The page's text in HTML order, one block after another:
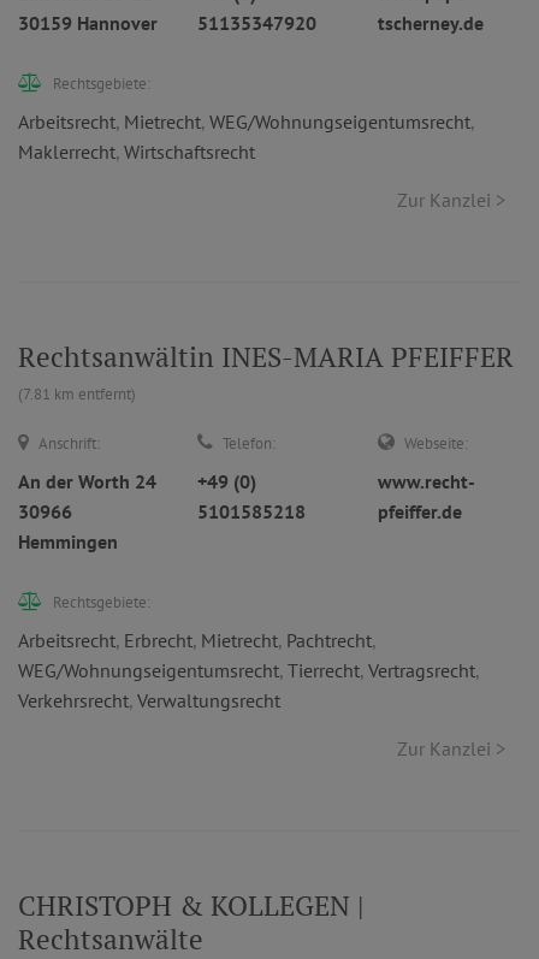
30159 Hannover
51135347920
tscherney.de
Rechtsgebiete:
Arbeitsrecht, Mietrecht, WEG/Wohnungseigentumsrecht,
Maklerrecht, Wirtschaftsrecht
Zur Kanzlei >
Rechtsanwältin INES-MARIA PFEIFFER
(7.81 km entfernt)
Anschrift:
An der Worth 24
30966
Hemmingen
Telefon:
+49 (0)
5101585218
Webseite:
www.recht-
pfeiffer.de
Rechtsgebiete:
Arbeitsrecht, Erbrecht, Mietrecht, Pachtrecht,
WEG/Wohnungseigentumsrecht, Tierrecht, Vertragsrecht,
Verkehrsrecht, Verwaltungsrecht
Zur Kanzlei >
CHRISTOPH & KOLLEGEN |
Rechtsanwälte